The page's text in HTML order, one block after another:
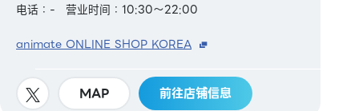
电话：-
营业时间：10:30～22:00
animate ONLINE SHOP KOREA
MAP 前往店铺信息